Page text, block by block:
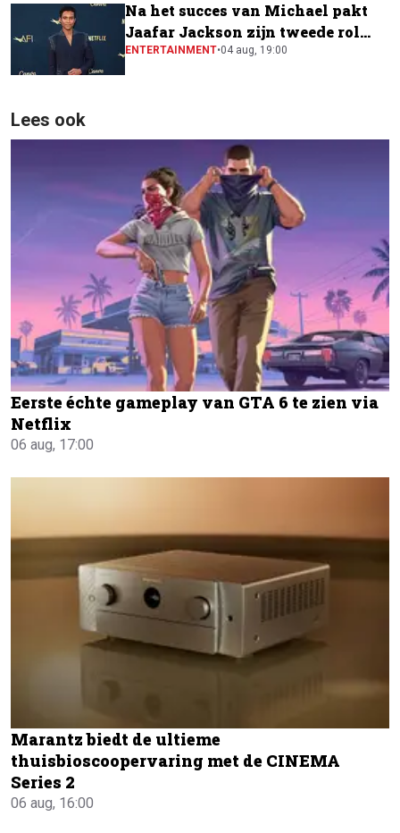
Na het succes van Michael pakt
Jaafar Jackson zijn tweede rol
naast Will Smith
ENTERTAINMENT•04 aug, 19:00
Lees ook
Eerste échte gameplay van GTA 6 te zien via
Netflix
06 aug, 17:00
Marantz biedt de ultieme
thuisbioscoopervaring met de CINEMA
Series 2
06 aug, 16:00